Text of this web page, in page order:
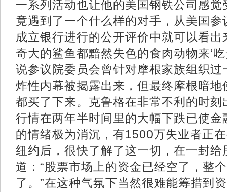
一系列活动也让他的美国钢铁公司感
竟遇到了一个什么样的对手，从美国
成立银行进行的公开评价中就可以看出
奇大的鲨鱼都黯然失色的食肉动物来‘
说参议院委员会曾针对摩根家族组织
炸性内幕被揭露出来，但最终摩根暗
都买了下来。克鲁格在非常不利的时
行情在两年半时间里的大幅下跌已使
的情绪极为消沉，有1500万失业者正
纽约后，很快了解了这一切，在一封给
道：“股票市场上的资金已经空了，整
了。”在这种气氛下当然很难能筹措到